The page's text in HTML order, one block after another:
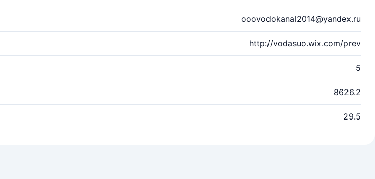
ooovodokanal2014@yandex.ru
http://vodasuo.wix.com/prev
5
8626.2
29.5